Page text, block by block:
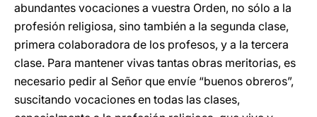
abundantes vocaciones a vuestra Orden, no sólo a la
profesión religiosa, sino también a la segunda clase,
primera colaboradora de los profesos, y a la tercera
clase. Para mantener vivas tantas obras meritorias, es
necesario pedir al Señor que envíe “buenos obreros”,
suscitando vocaciones en todas las clases,